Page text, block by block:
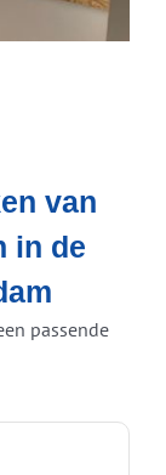
van
in de
passende